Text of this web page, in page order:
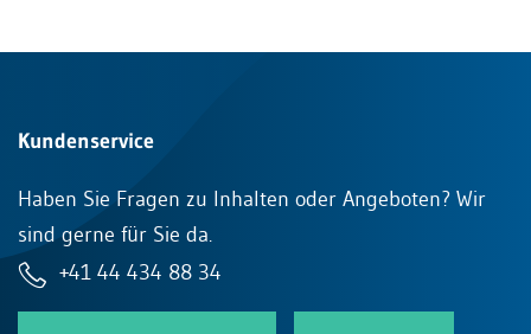
Kundenservice
Haben Sie Fragen zu Inhalten oder Angeboten? Wir
sind gerne für Sie da.
+41 44 434 88 34